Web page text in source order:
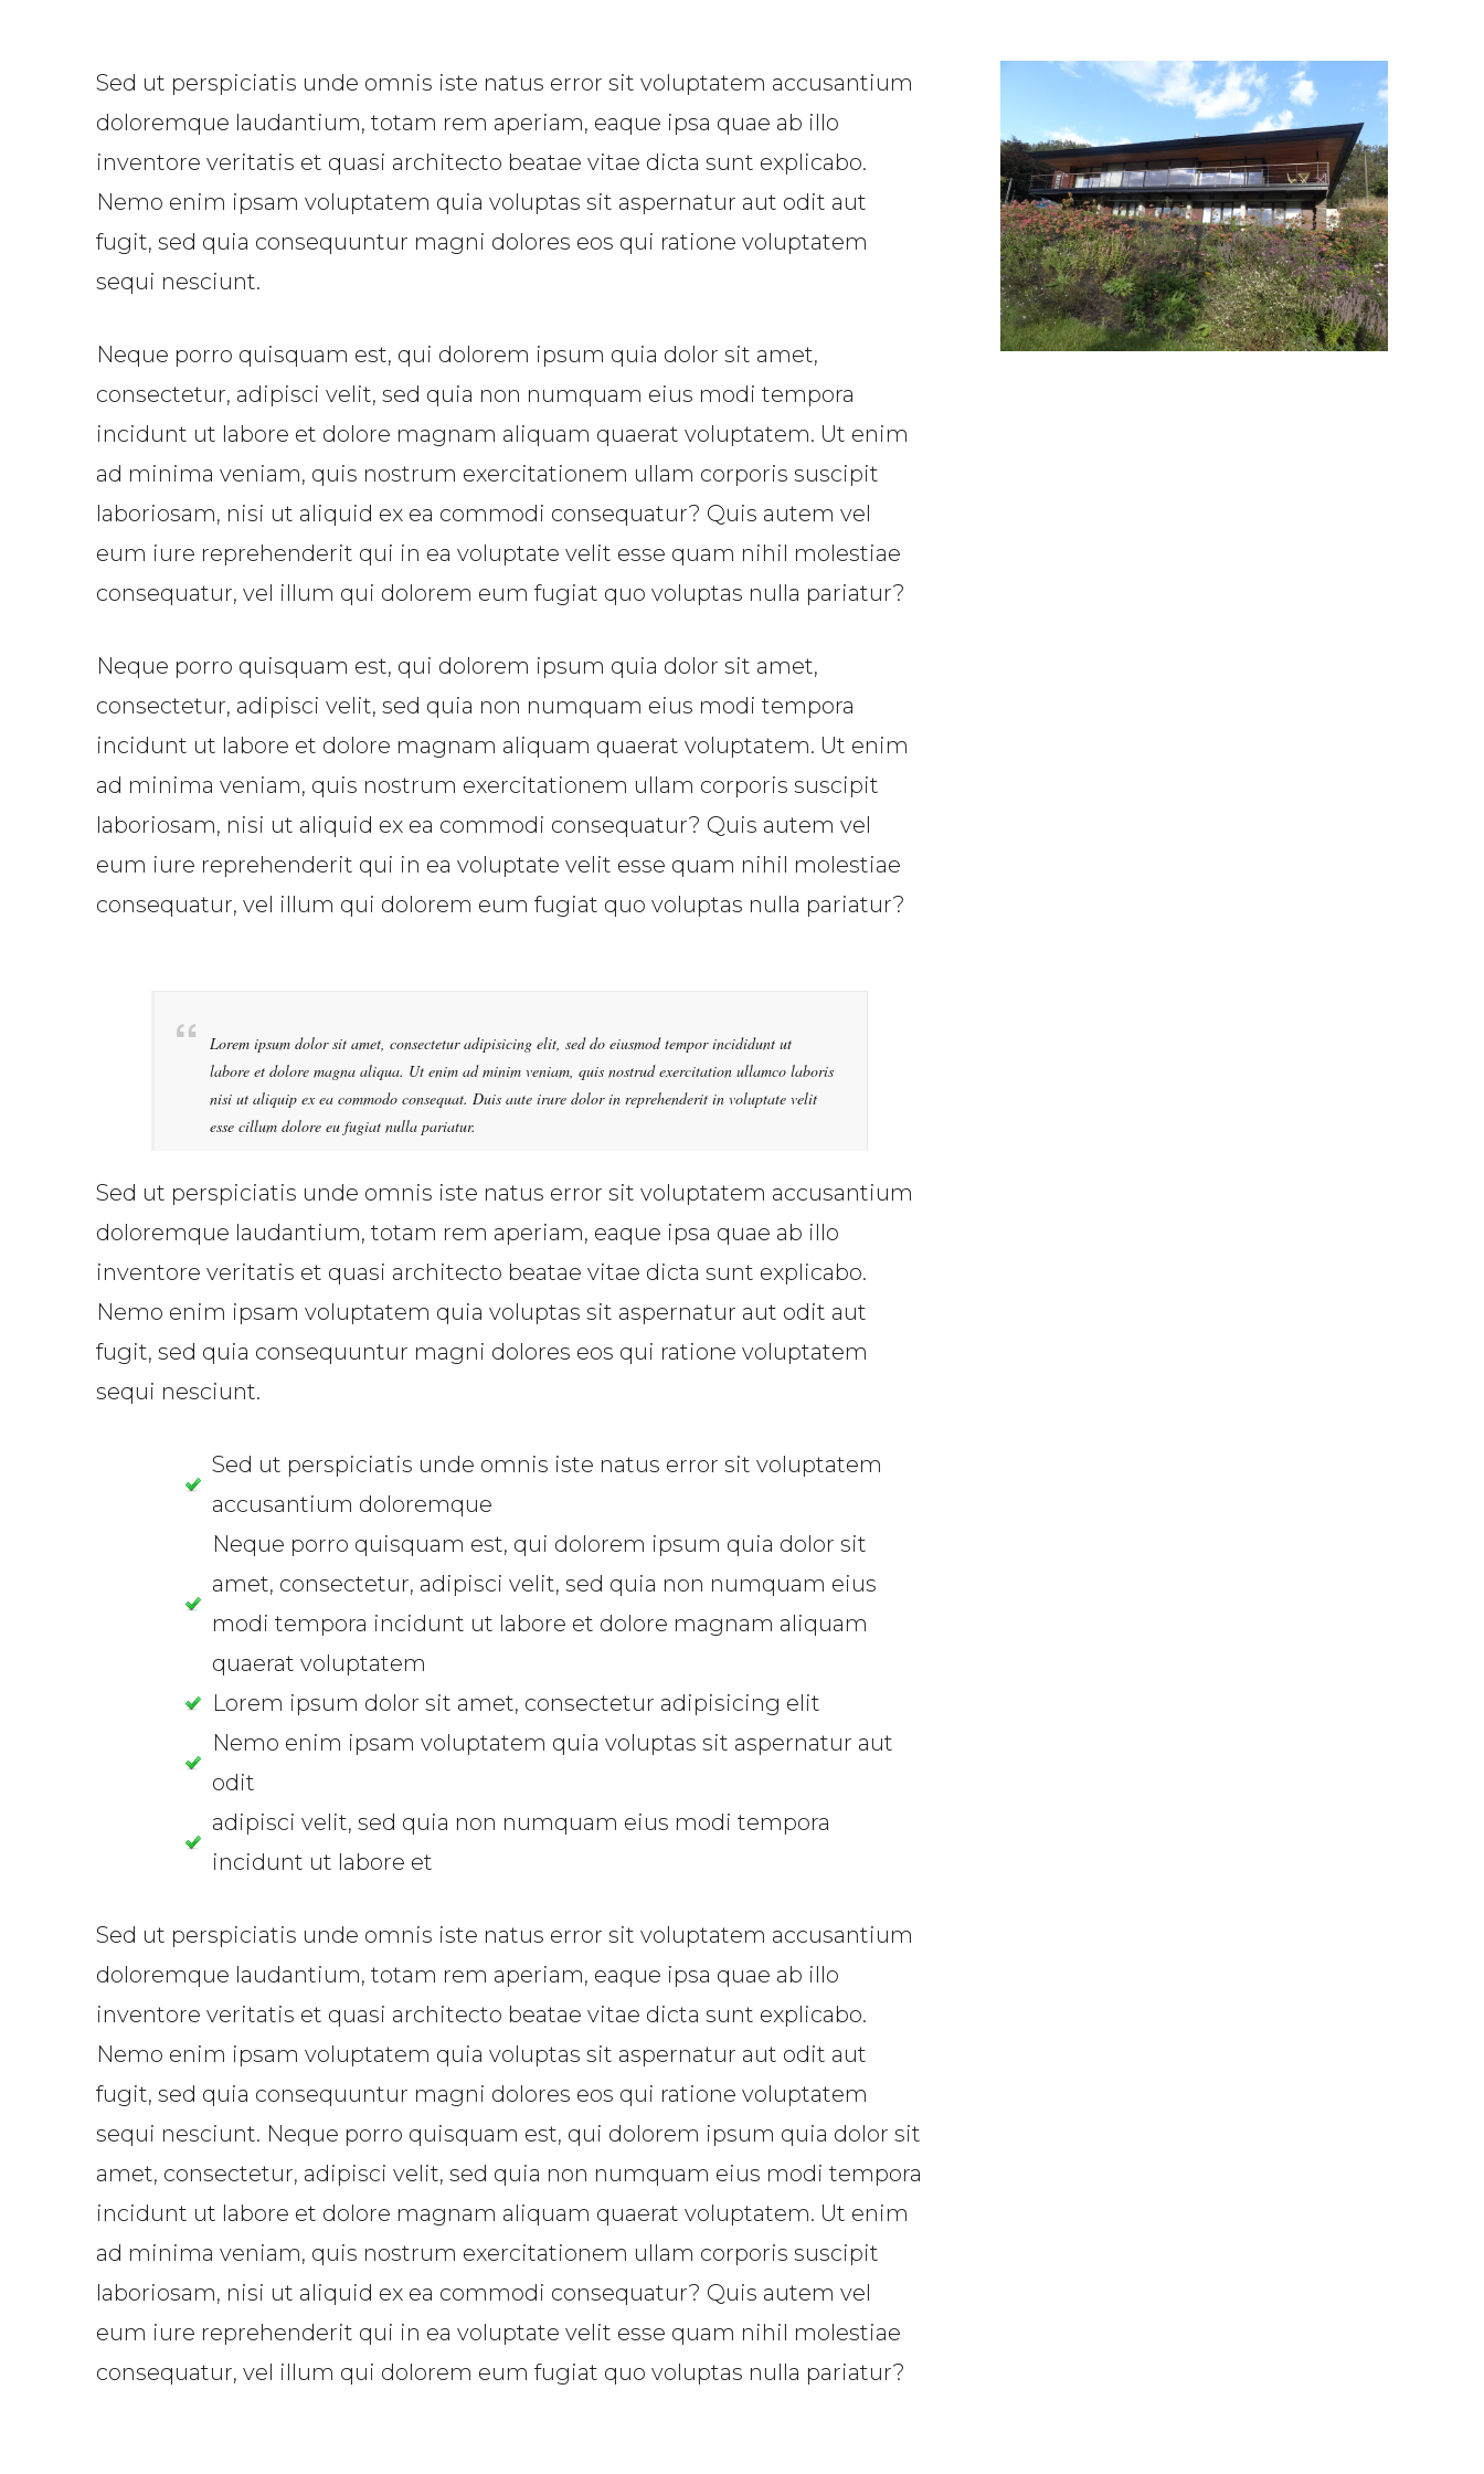
Sed ut perspiciatis unde omnis iste natus error sit voluptatem accusantium
doloremque laudantium, totam rem aperiam, eaque ipsa quae ab illo
inventore veritatis et quasi architecto beatae vitae dicta sunt explicabo.
Nemo enim ipsam voluptatem quia voluptas sit aspernatur aut odit aut
fugit, sed quia consequuntur magni dolores eos qui ratione voluptatem
sequi nesciunt.
Neque porro quisquam est, qui dolorem ipsum quia dolor sit amet,
consectetur, adipisci velit, sed quia non numquam eius modi tempora
incidunt ut labore et dolore magnam aliquam quaerat voluptatem. Ut enim
ad minima veniam, quis nostrum exercitationem ullam corporis suscipit
laboriosam, nisi ut aliquid ex ea commodi consequatur? Quis autem vel
eum iure reprehenderit qui in ea voluptate velit esse quam nihil molestiae
consequatur, vel illum qui dolorem eum fugiat quo voluptas nulla pariatur?
Neque porro quisquam est, qui dolorem ipsum quia dolor sit amet,
consectetur, adipisci velit, sed quia non numquam eius modi tempora
incidunt ut labore et dolore magnam aliquam quaerat voluptatem. Ut enim
ad minima veniam, quis nostrum exercitationem ullam corporis suscipit
laboriosam, nisi ut aliquid ex ea commodi consequatur? Quis autem vel
eum iure reprehenderit qui in ea voluptate velit esse quam nihil molestiae
consequatur, vel illum qui dolorem eum fugiat quo voluptas nulla pariatur?
Lorem ipsum dolor sit amet, consectetur adipisicing elit, sed do eiusmod tempor incididunt ut
labore et dolore magna aliqua. Ut enim ad minim veniam, quis nostrud exercitation ullamco laboris
nisi ut aliquip ex ea commodo consequat. Duis aute irure dolor in reprehenderit in voluptate velit
esse cillum dolore eu fugiat nulla pariatur.
Sed ut perspiciatis unde omnis iste natus error sit voluptatem accusantium
doloremque laudantium, totam rem aperiam, eaque ipsa quae ab illo
inventore veritatis et quasi architecto beatae vitae dicta sunt explicabo.
Nemo enim ipsam voluptatem quia voluptas sit aspernatur aut odit aut
fugit, sed quia consequuntur magni dolores eos qui ratione voluptatem
sequi nesciunt.
Sed ut perspiciatis unde omnis iste natus error sit voluptatem
accusantium doloremque
Neque porro quisquam est, qui dolorem ipsum quia dolor sit
amet, consectetur, adipisci velit, sed quia non numquam eius
modi tempora incidunt ut labore et dolore magnam aliquam
quaerat voluptatem
Lorem ipsum dolor sit amet, consectetur adipisicing elit
Nemo enim ipsam voluptatem quia voluptas sit aspernatur aut
odit
adipisci velit, sed quia non numquam eius modi tempora
incidunt ut labore et
Sed ut perspiciatis unde omnis iste natus error sit voluptatem accusantium
doloremque laudantium, totam rem aperiam, eaque ipsa quae ab illo
inventore veritatis et quasi architecto beatae vitae dicta sunt explicabo.
Nemo enim ipsam voluptatem quia voluptas sit aspernatur aut odit aut
fugit, sed quia consequuntur magni dolores eos qui ratione voluptatem
sequi nesciunt. Neque porro quisquam est, qui dolorem ipsum quia dolor sit
amet, consectetur, adipisci velit, sed quia non numquam eius modi tempora
incidunt ut labore et dolore magnam aliquam quaerat voluptatem. Ut enim
ad minima veniam, quis nostrum exercitationem ullam corporis suscipit
laboriosam, nisi ut aliquid ex ea commodi consequatur? Quis autem vel
eum iure reprehenderit qui in ea voluptate velit esse quam nihil molestiae
consequatur, vel illum qui dolorem eum fugiat quo voluptas nulla pariatur?